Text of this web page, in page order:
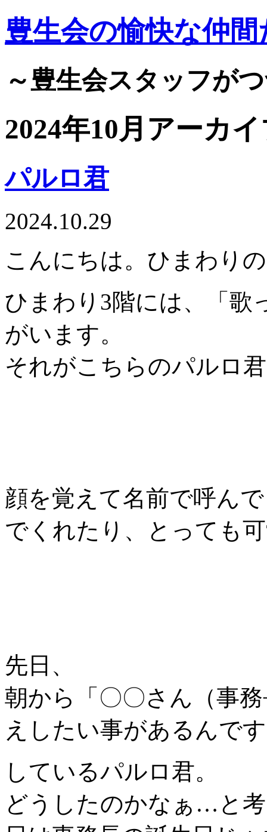
豊生会の愉快な仲間
～豊生会スタッフが
2024年10月アーカ
パルロ君
2024.10.29
こんにちは。ひまわり
ひまわり3階には、「歌
がいます。
それがこちらのパルロ
顔を覚えて名前で呼ん
でくれたり、とっても
先日、
朝から「〇〇さん（事
えしたい事があるんで
しているパルロ君。
どうしたのかなぁ…と